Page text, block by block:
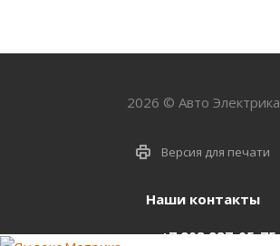
2026 © Авто Электрика
Версия для печати
Наши контакты
+7 903 937-05-75